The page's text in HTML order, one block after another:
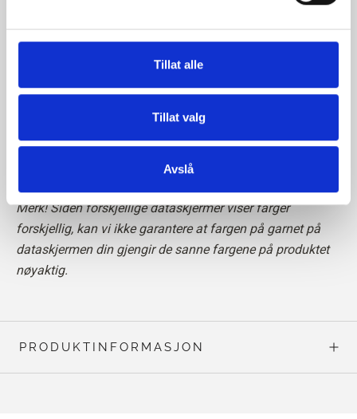
Tillat alle
Tillat valg
Avslå
f.eks. merinofibrene, noe som betyr at den ferdige
strikken krever spesiell forsiktighet i forhold til pilling. Vi
anbefaler at du bruker en kashmirkam eller klipper de løse
her
Merk! Siden forskjellige dataskjermer viser farger
forskjellig, kan vi ikke garantere at fargen på garnet på
dataskjermen din gjengir de sanne fargene på produktet
nøyaktig.
PRODUKTINFORMASJON